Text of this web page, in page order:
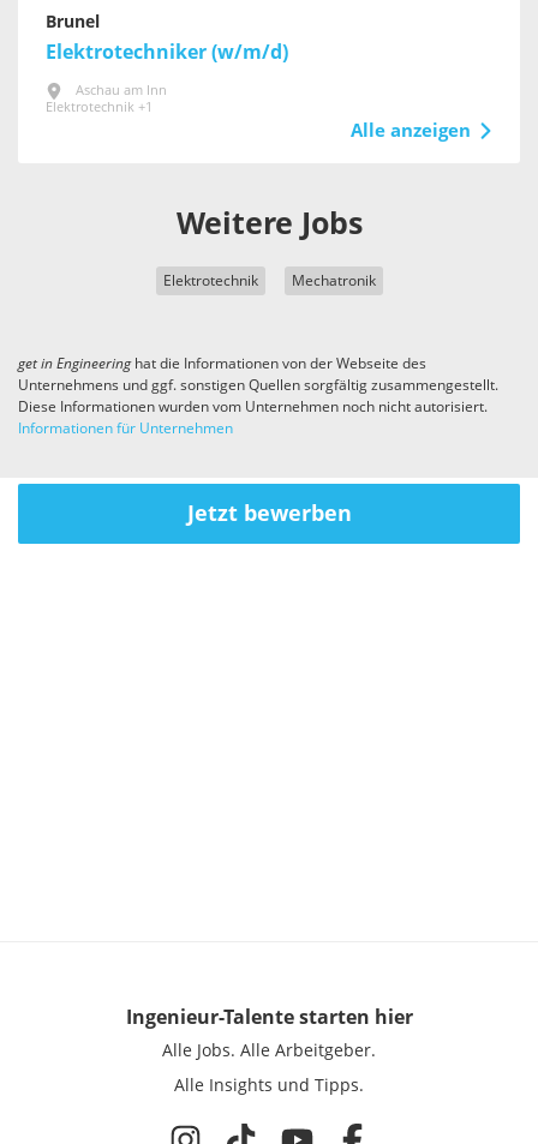
Brunel
Elektrotechniker (w/m/d)
Aschau am Inn
Elektrotechnik +1
Alle anzeigen
Weitere Jobs
Elektrotechnik Mechatronik
get in Engineeringhat die Informationen von der Webseite des
Unternehmens und ggf. sonstigen Quellen sorgfältig zusammengestellt.
Diese Informationen wurden vom Unternehmen noch nicht autorisiert.
Informationen für Unternehmen
Jetzt bewerben
Ingenieur-Talentestarten hier
Alle Jobs. Alle Arbeitgeber.
Alle Insights und Tipps.